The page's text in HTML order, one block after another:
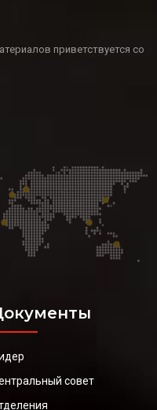
приветствуется со
совет